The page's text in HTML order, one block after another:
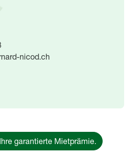
nicod.ch
garantierte Mietprämie.